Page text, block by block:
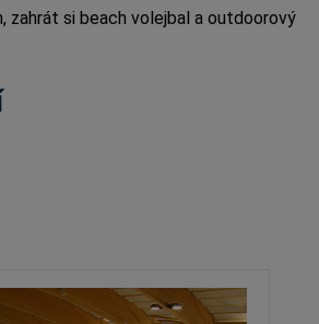
zahrát si beach volejbal a outdoorový